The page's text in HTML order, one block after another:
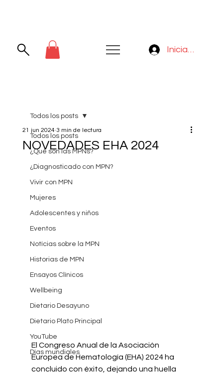
Iniciar sesión
Todos los posts
¿Qué son las MPNs?
¿Diagnosticado con MPN?
Vivir con MPN
Mujeres
Adolescentes y niños
Eventos
Notícias sobre la MPN
Historias de MPN
Ensayos Clínicos
Wellbeing
Dietario Desayuno
Dietario Plato Principal
YouTube
Días mundiales
Todos los posts
NOVEDADES EHA 2024
21 jun 2024 3 min de lectura
El Congreso Anual de la Asociación
Europea de Hematología (EHA) 2024 ha
concluido con éxito, dejando una huella